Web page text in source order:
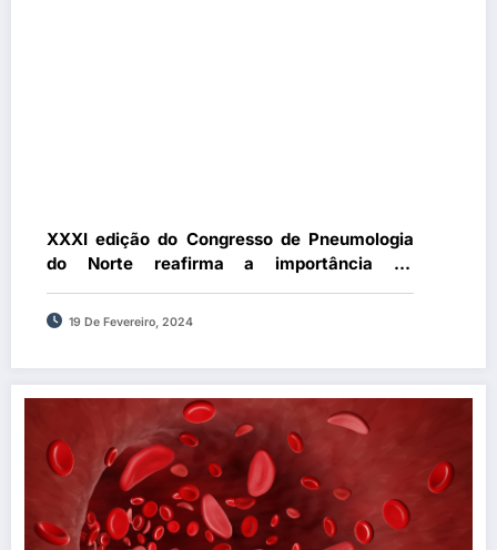
XXXI edição do Congresso de Pneumologia
do Norte reafirma a importância da
multidisciplinariedade na abordagem ao
doente respiratório
19 De Fevereiro, 2024